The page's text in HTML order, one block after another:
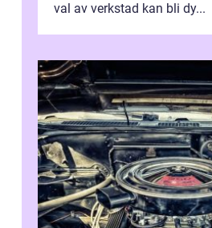
val av verkstad kan bli dy...